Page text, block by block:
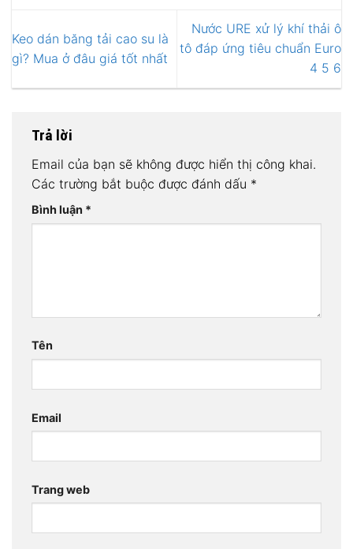
Keo dán băng tải cao su là
gì? Mua ở đâu giá tốt nhất
Nước URE xử lý khí thải ô
tô đáp ứng tiêu chuẩn Euro
4 5 6
Trả lời
Email của bạn sẽ không được hiển thị công khai.
Các trường bắt buộc được đánh dấu *
Bình luận *
Tên
Email
Trang web